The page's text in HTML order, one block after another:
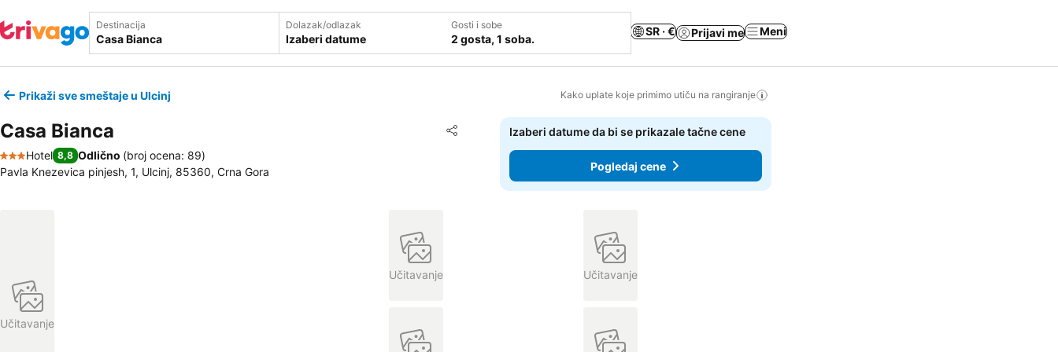
Destinacija Dolazak/odlazak
Izaberi datume
Gosti i sobe
2 gosta, 1 soba.
SR · € Prijavi me Meni
Prikaži sve smeštaje u Ulcinj Kako uplate koje primimo utiču na rangiranje
Casa Bianca Deli
Dodati u favorite
3 Zvezdice
Hotel 8,8 Odlično (broj ocena: 89)
Pavla Knezevica pinjesh, 1, Ulcinj, 85360, Crna Gora
Izaberi datume da bi se prikazale tačne cene
Pogledaj cene
Učitavanje
Učitavanje Učitavanje